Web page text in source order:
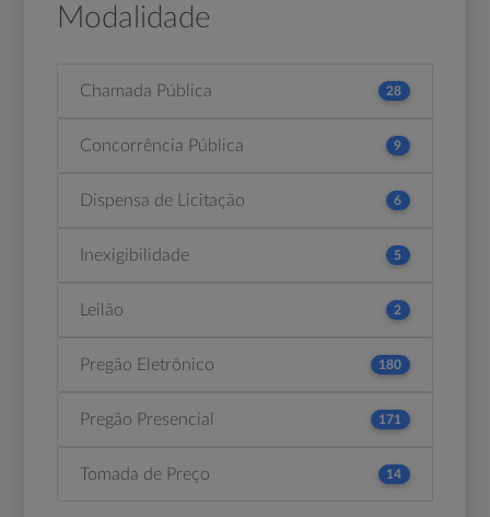
Modalidade
Chamada Pública 28
Concorrência Pública 9
Dispensa de Licitação 6
Inexigibilidade 5
Leilão 2
Pregão Eletrônico 180
Pregão Presencial 171
Tomada de Preço 14